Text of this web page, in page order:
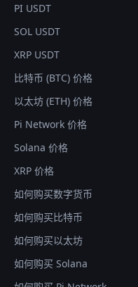
PI USDT
SOL USDT
XRP USDT
比特币 (BTC) 价格
以太坊 (ETH) 价格
Pi Network 价格
Solana 价格
XRP 价格
如何购买数字货币
如何购买比特币
如何购买以太坊
如何购买 Solana